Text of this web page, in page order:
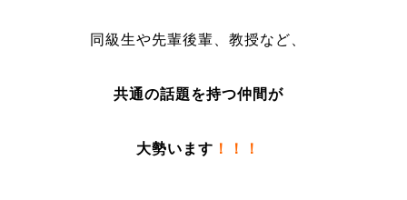
同級生や先輩後輩、教授など、
共通の話題を持つ仲間が
大勢います ！！！